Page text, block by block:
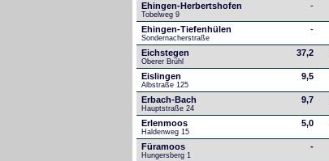
Ehingen-Herbertshofen
Tobelweg 9
-
Ehingen-Tiefenhülen
Sondernacherstraße
-
Eichstegen
Oberer Brühl
37,2
Eislingen
Albstraße 125
9,5
Erbach-Bach
Hauptstraße 24
9,7
Erlenmoos
Haldenweg 15
5,0
Füramoos
Hungersberg 1
-